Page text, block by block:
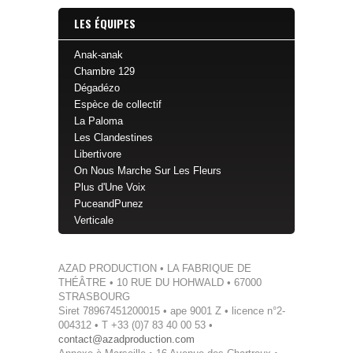
LES ÉQUIPES
Anak-anak
Chambre 129
Dégadézo
Espèce de collectif
La Paloma
Les Clandestines
Libertivore
On Nous Marche Sur Les Fleurs
Plus d'Une Voix
PuceandPunez
Verticale
AZAD PRODUCTION • LA FABRIQUE DE
THÉÂTRE • 10 RUE DU HOHWALD • 67000
STRASBOURG
Siret 78967451200015 • ape 9001 Z • licence n°2-
004312 • T +33 (0)7 83 40 00 53 •
contact@azadproduction.com